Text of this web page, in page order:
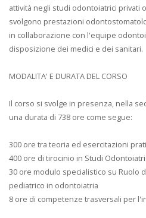
attività negli studi odontoiatrici privati
svolgono prestazioni
in collaborazione con l'equipe
disposizione dei medici e dei sanitari.
MODALITA' E DURATA DEL CORSO
Il corso si svolge in presenza, nella
una durata di 738 ore come segue:
300 ore tra teoria ed esercitazioni
400 ore di tirocinio in Studi
30 ore modulo specialistico su Ruolo
pediatrico in odontoiatria
8 ore di competenze trasversali per